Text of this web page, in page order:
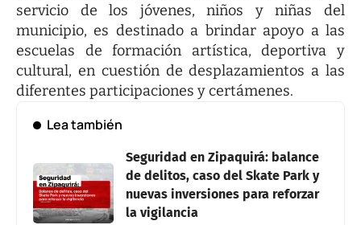
servicio de los jóvenes, niños y niñas del
municipio, es destinado a brindar apoyo a las
escuelas de formación artística, deportiva y
cultural, en cuestión de desplazamientos a las
diferentes participaciones y certámenes.
Lea también
Seguridad en Zipaquirá: balance
de delitos, caso del Skate Park y
nuevas inversiones para reforzar
la vigilancia